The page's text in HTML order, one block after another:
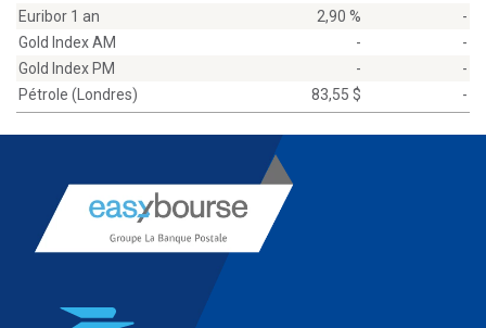
Euribor 1 an
2,90 %
-
Gold Index AM
-
-
Gold Index PM
-
-
Pétrole (Londres)
83,55 $ -